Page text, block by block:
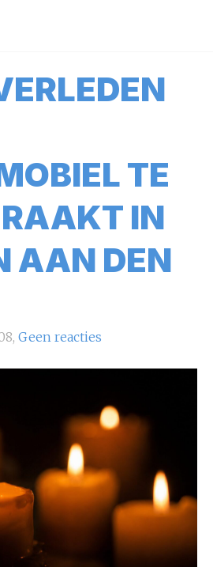
TE
IN
AAN DEN
Geen reacties